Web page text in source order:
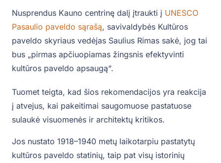
Nusprendus Kauno centrinę dalį įtraukti į UNESCO
Pasaulio paveldo sąrašą, savivaldybės Kultūros
paveldo skyriaus vedėjas Saulius Rimas sakė, jog tai
bus „pirmas apčiuopiamas žingsnis efektyvinti
kultūros paveldo apsaugą“.
Tuomet teigta, kad šios rekomendacijos yra reakcija
į atvejus, kai pakeitimai saugomuose pastatuose
sulaukė visuomenės ir architektų kritikos.
Jos nustato 1918–1940 metų laikotarpiu pastatytų
kultūros paveldo statinių, taip pat visų istorinių